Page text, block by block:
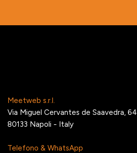
Meetweb s.r.l.
Via Miguel Cervantes de Saavedra, 64
80133 Napoli - Italy
Telefono & WhatsApp